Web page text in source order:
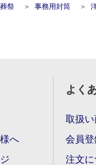
祭 事務用封筒
へ
よく
取扱い
会員登
注文に